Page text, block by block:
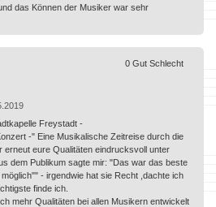
das Können der Musiker war sehr
Freystadt -
-" Eine Musikalische Zeitreise durch die
erneut eure Qualitäten eindrucksvoll unter
dem Publikum sagte mir: "Das war das beste
- irgendwie hat sie Recht ,dachte ich
finde ich.
mehr Qualitäten bei allen Musikern entwickelt
0 Gut Schlecht